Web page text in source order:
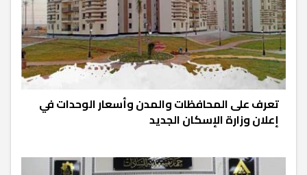
تعرف على المحافظات والمدن وأسعار الوحدات في
إعلان وزارة الإسكان الجديد